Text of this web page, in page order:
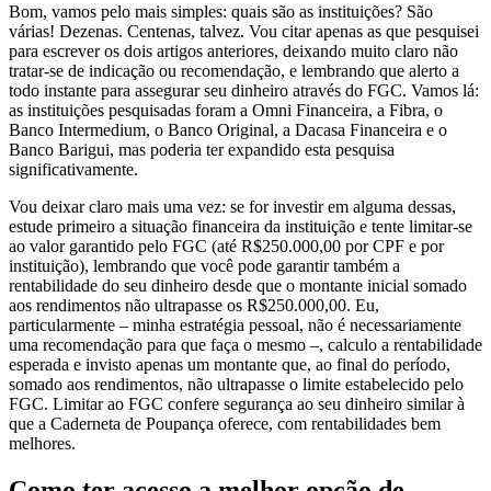
Bom, vamos pelo mais simples: quais são as instituições? São
várias! Dezenas. Centenas, talvez. Vou citar apenas as que pesquisei
para escrever os dois artigos anteriores, deixando muito claro não
tratar-se de indicação ou recomendação, e lembrando que alerto a
todo instante para assegurar seu dinheiro através do FGC. Vamos lá:
as instituições pesquisadas foram a Omni Financeira, a Fibra, o
Banco Intermedium, o Banco Original, a Dacasa Financeira e o
Banco Barigui, mas poderia ter expandido esta pesquisa
significativamente.
Vou deixar claro mais uma vez: se for investir em alguma dessas,
estude primeiro a situação financeira da instituição e tente limitar-se
ao valor garantido pelo FGC (até R$250.000,00 por CPF e por
instituição), lembrando que você pode garantir também a
rentabilidade do seu dinheiro desde que o montante inicial somado
aos rendimentos não ultrapasse os R$250.000,00. Eu,
particularmente – minha estratégia pessoal, não é necessariamente
uma recomendação para que faça o mesmo –, calculo a rentabilidade
esperada e invisto apenas um montante que, ao final do período,
somado aos rendimentos, não ultrapasse o limite estabelecido pelo
FGC. Limitar ao FGC confere segurança ao seu dinheiro similar à
que a Caderneta de Poupança oferece, com rentabilidades bem
melhores.